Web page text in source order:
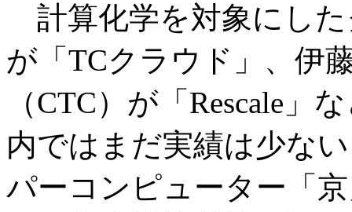
計算化学を対象にし
が「TCクラウド」、伊
（CTC）が「Rescale」
内ではまだ実績は少な
パーコンピューター「